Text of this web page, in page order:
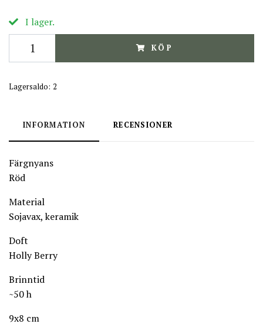
I lager.
KÖP
Lagersaldo: 2
INFORMATION RECENSIONER
Färgnyans
Röd
Material
Sojavax, keramik
Doft
Holly Berry
Brinntid
~50 h
9x8 cm